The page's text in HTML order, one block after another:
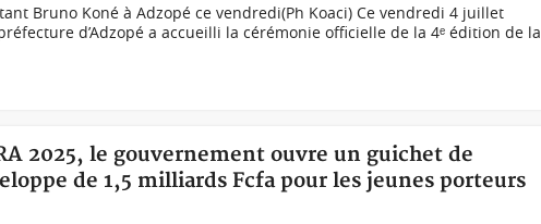
Bruno Koné à Adzopé ce vendredi(Ph Koaci) Ce vendredi 4 juillet
d’Adzopé a accueilli la cérémonie officielle de la 4ᵉ édition de la
2025, le gouvernement ouvre un guichet de
de 1,5 milliards Fcfa pour les jeunes porteurs